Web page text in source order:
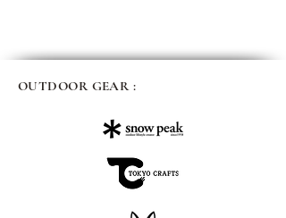
OUTDOOR GEAR :